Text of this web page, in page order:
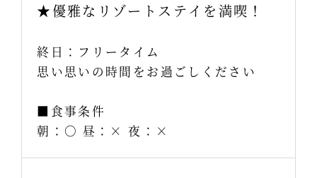
★優雅なリゾートステイを満喫！
終日：フリータイム
思い思いの時間をお過ごしください
■食事条件
朝：○ 昼：× 夜：×